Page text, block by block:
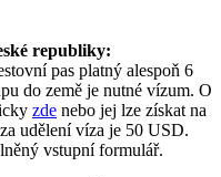
republiky:
pas platný alespoň 6
do země je nutné vízum. O
zde nebo jej lze získat na
udělení víza je 50 USD.
vstupní formulář.